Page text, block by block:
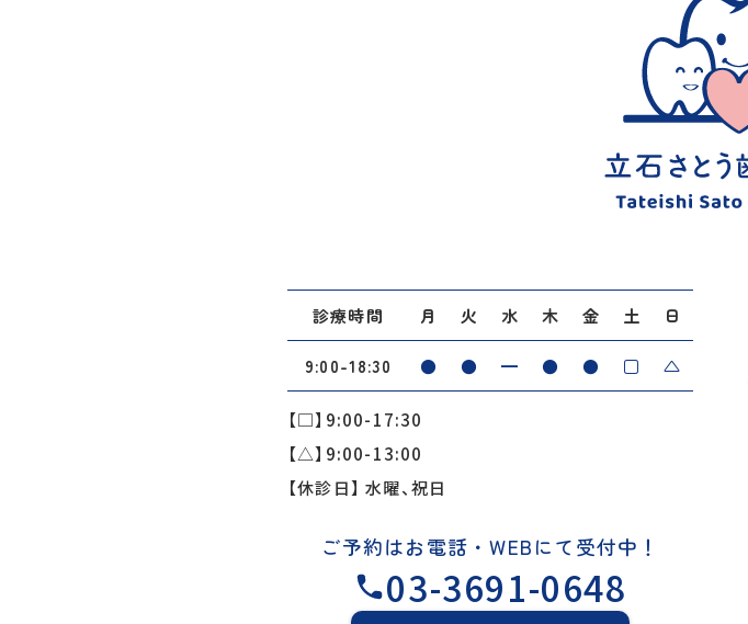
診療時間 月 火 水 木 金 土 日
9:00-18:30 ● ● ━ ● ● □ △
【□】9:00-17:30
【△】9:00-13:00
【休診日】 水曜、祝日
ご予約はお電話・WEBにて受付中！
03-3691-0648